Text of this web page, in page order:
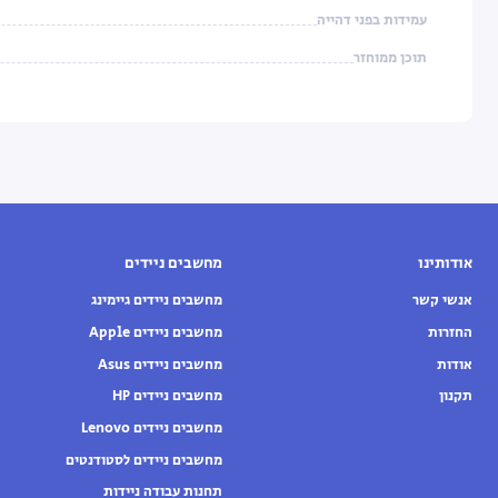
עמידות בפני דהייה
תוכן ממוחזר
אודותינו
אנשי קשר
החזרות
אודות
תקנון
מחשבים ניידים
מחשבים ניידים גיימינג
מחשבים ניידים Apple
מחשבים ניידים Asus
מחשבים ניידים HP
מחשבים ניידים Lenovo
מחשבים ניידים לסטודנטים
תחנות עבודה ניידות